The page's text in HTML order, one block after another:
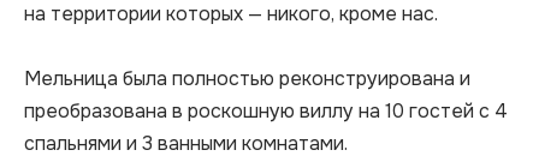
на территории которых — никого, кроме нас.
Мельница была полностью реконструирована и
преобразована в роскошную виллу на 10 гостей с 4
спальнями и 3 ванными комнатами.